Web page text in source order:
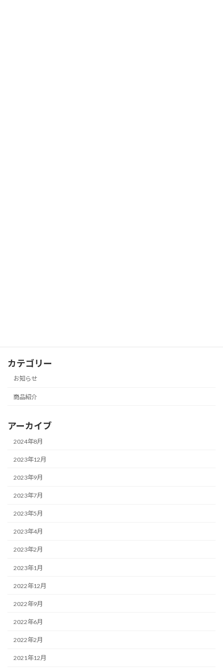
カテゴリー
お知らせ
商品紹介
アーカイブ
2024年8月
2023年12月
2023年9月
2023年7月
2023年5月
2023年4月
2023年2月
2023年1月
2022年12月
2022年9月
2022年6月
2022年2月
2021年12月